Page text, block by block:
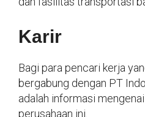
Karir
Bagi para pencari kerja
bergabung dengan PT
adalah informasi
perusahaan ini.